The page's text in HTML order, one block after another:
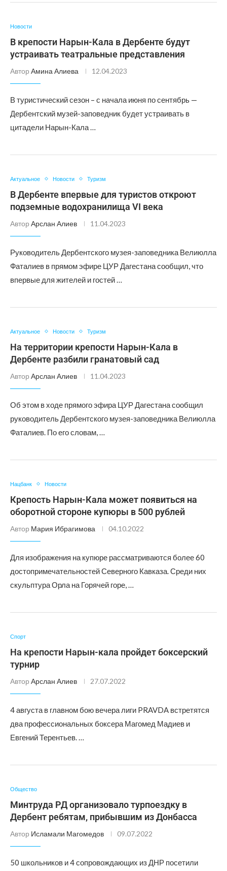
Новости
В крепости Нарын-Кала в Дербенте будут
устраивать театральные представления
Автор Амина Алиева 12.04.2023
В туристический сезон – с начала июня по сентябрь —
Дербентский музей-заповедник будет устраивать в
цитадели Нарын-Кала …
Актуальное Новости Туризм
В Дербенте впервые для туристов откроют
подземные водохранилища VI века
Автор Арслан Алиев 11.04.2023
Руководитель Дербентского музея-заповедника Велиюлла
Фаталиев в прямом эфире ЦУР Дагестана сообщил, что
впервые для жителей и гостей …
Актуальное Новости Туризм
На территории крепости Нарын-Кала в
Дербенте разбили гранатовый сад
Автор Арслан Алиев 11.04.2023
Об этом в ходе прямого эфира ЦУР Дагестана сообщил
руководитель Дербентского музея-заповедника Велиюлла
Фаталиев. По его словам, …
Нацбанк Новости
Крепость Нарын-Кала может появиться на
оборотной стороне купюры в 500 рублей
Автор Мария Ибрагимова 04.10.2022
Для изображения на купюре рассматриваются более 60
достопримечательностей Северного Кавказа. Среди них
скульптура Орла на Горячей горе, …
Спорт
На крепости Нарын-кала пройдет боксерский
турнир
Автор Арслан Алиев 27.07.2022
4 августа в главном бою вечера лиги PRAVDA встретятся
два профессиональных боксера Магомед Мадиев и
Евгений Терентьев. …
Общество
Минтруда РД организовало турпоездку в
Дербент ребятам, прибывшим из Донбасса
Автор Исламали Магомедов 09.07.2022
50 школьников и 4 сопровождающих из ДНР посетили